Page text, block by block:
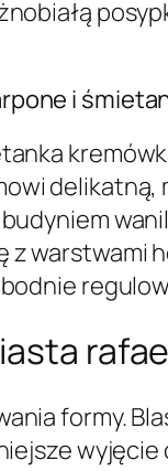
i
z warstwami
formy.